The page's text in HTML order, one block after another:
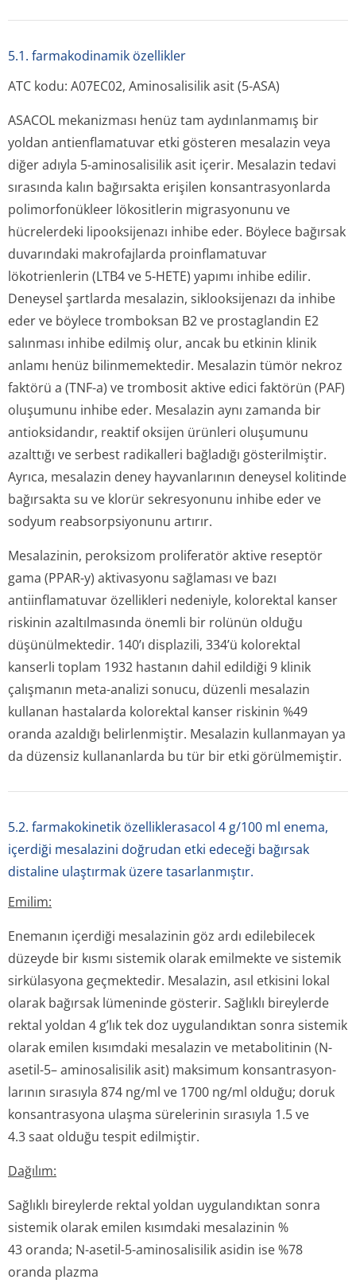
5.1. farmakodinamik özellikler
ATC kodu: A07EC02, Aminosalisilik asit (5-ASA)
ASACOL mekanizması henüz tam aydınlanmamış bir
yoldan antienflamatuvar etki gösteren mesalazin veya
diğer adıyla 5-aminosalisilik asit içerir. Mesalazin tedavi
sırasında kalın bağırsakta erişilen konsantrasyonlarda
polimorfonükleer lökositlerin migrasyonunu ve
hücrelerdeki lipooksijenazı inhibe eder. Böylece bağırsak
duvarındaki makrofajlarda proinflamatuvar
lökotrienlerin (LTB4 ve 5-HETE) yapımı inhibe edilir.
Deneysel şartlarda mesalazin, siklooksijenazı da inhibe
eder ve böylece tromboksan B2 ve prostaglandin E2
salınması inhibe edilmiş olur, ancak bu etkinin klinik
anlamı henüz bilinmemektedir. Mesalazin tümör nekroz
faktörü a (TNF-a) ve trombosit aktive edici faktörün (PAF)
oluşumunu inhibe eder. Mesalazin aynı zamanda bir
antioksidandır, reaktif oksijen ürünleri oluşumunu
azalttığı ve serbest radikalleri bağladığı gösterilmiştir.
Ayrıca, mesalazin deney hayvanlarının deneysel kolitinde
bağırsakta su ve klorür sekresyonunu inhibe eder ve
sodyum reabsorpsiyonunu artırır.
Mesalazinin, peroksizom proliferatör aktive reseptör
gama (PPAR-y) aktivasyonu sağlaması ve bazı
antiinflamatuvar özellikleri nedeniyle, kolorektal kanser
riskinin azaltılmasında önemli bir rolünün olduğu
düşünülmektedir. 140’ı displazili, 334’ü kolorektal
kanserli toplam 1932 hastanın dahil edildiği 9 klinik
çalışmanın meta-analizi sonucu, düzenli mesalazin
kullanan hastalarda kolorektal kanser riskinin %49
oranda azaldığı belirlenmiştir. Mesalazin kullanmayan ya
da düzensiz kullananlarda bu tür bir etki görülmemiştir.
5.2. farmakokinetik özelliklerasacol 4 g/100 ml enema,
içerdiği mesalazini doğrudan etki edeceği bağırsak
distaline ulaştırmak üzere tasarlanmıştır.
Emilim:
Enemanın içerdiği mesalazinin göz ardı edilebilecek
düzeyde bir kısmı sistemik olarak emilmekte ve sistemik
sirkülasyona geçmektedir. Mesalazin, asıl etkisini lokal
olarak bağırsak lümeninde gösterir. Sağlıklı bireylerde
rektal yoldan 4 g’lık tek doz uygulandıktan sonra sistemik
olarak emilen kısımdaki mesalazin ve metabolitinin (N-
asetil-5– aminosalisilik asit) maksimum konsantrasyon­
larının sırasıyla 874 ng/ml ve 1700 ng/ml olduğu; doruk
konsantrasyona ulaşma sürelerinin sırasıyla 1.5 ve
4.3 saat olduğu tespit edilmiştir.
Dağılım:
Sağlıklı bireylerde rektal yoldan uygulandıktan sonra
sistemik olarak emilen kısımdaki mesalazinin %
43 oranda; N-asetil-5-aminosalisilik asidin ise %78
oranda plazma